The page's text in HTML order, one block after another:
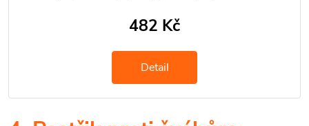
482 Kč
Detail